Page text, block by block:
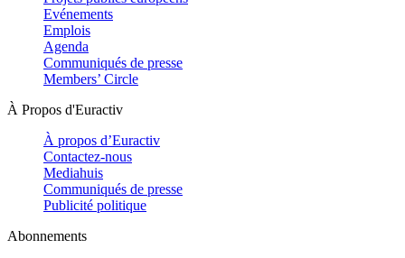
Evénements
Emplois
Agenda
Communiqués de presse
Members’ Circle
À Propos d'Euractiv
À propos d’Euractiv
Contactez-nous
Mediahuis
Communiqués de presse
Publicité politique
Abonnements